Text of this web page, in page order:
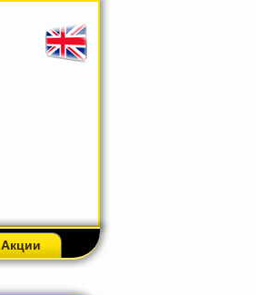
Акции